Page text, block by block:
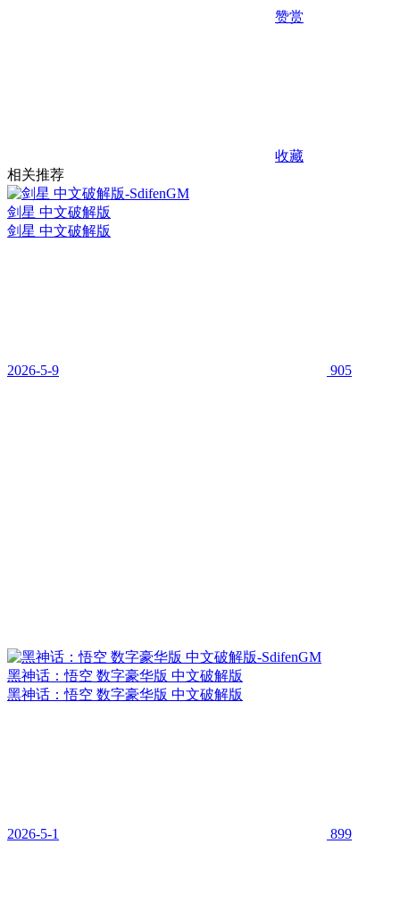
赞赏
收藏
相关推荐
剑星 中文破解版
剑星 中文破解版
2026-5-9 905
黑神话：悟空 数字豪华版 中文破解版
黑神话：悟空 数字豪华版 中文破解版
2026-5-1 899